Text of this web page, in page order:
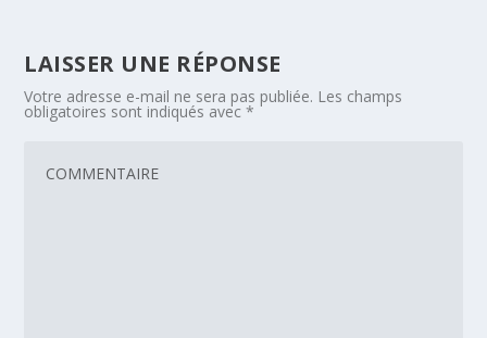
LAISSER UNE RÉPONSE
Votre adresse e-mail ne sera pas publiée. Les champs
obligatoires sont indiqués avec*